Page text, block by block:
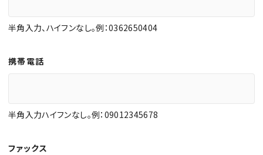
半角入力、ハイフンなし。例：0362650404
携帯電話
半角入力ハイフンなし。例：09012345678
ファックス